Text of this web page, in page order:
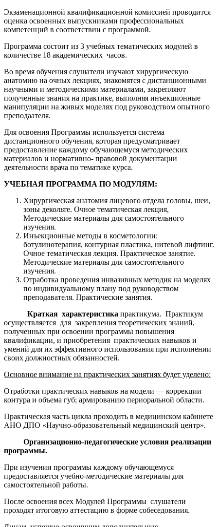
Экзаменационной квалификационной комиссией проводится
оценка освоенных выпускниками профессиональных
компетенций в соответствии с программой.
Программа состоит из 3 учебных тематических модулей в
количестве 18 академических часов.
Во время обучения слушатели изучают хирургическую
анатомию на очных лекциях, знакомятся с дистанционными
научными и методическими материалами, закрепляют
полученные знания на практике, выполняя инъекционные
манипуляции на живых моделях под руководством опытного
преподаателя.
Для освоения Программы используется система
дистанционного обучения, которая предусматривает
предоставление каждому обучающемуся методических
материалов и нормативно- правовой документации
деятельности врача по тематике курса.
УЧЕБНАЯ ПРОГРАММА ПО МОДУЛЯМ:
Хирургическая анатомия лицевого отдела головы, шеи,
зоны декольте. Очное тематическая лекция,
Методические материалы для самостоятельного
изучения.
Инъекционные методы в косметологии:
ботулинотерапия, контурная пластика, нитевой лифтинг.
Очное тематическая лекция. Практическое занятие.
Методические материалы для самостоятельного
изучения.
Отработка проведения инвазивных методик на моделях
по индивидуальному плану под руководством
преподавателя. Практические занятия.
Краткая характеристика практикума. Практикум
осуществляется для закрепления теоретических знаний,
полученных при освоении программы повышения
квалификации, и приобретения практических навыков и
умений для их эффективного использования при исполнении
своих должностных обязанностей.
Основное внимание на практических занятиях будет уделено:
Отработки практических навыков на модели — коррекции
контура и объема губ; армированию периоральной области.
Практическая часть цикла проходить в медицинском кабинете
АНО ДПО «Научно-образовательный медицинский центр».
Организационно-педагогические условия реализации
программы.
При изучении программы каждому обучающемуся
предоставляется учебно-методические материалы для
самостоятельной работы.
После освоения всех Модулей Программы слушатели
проходят итоговую аттестацию в форме собеседования.